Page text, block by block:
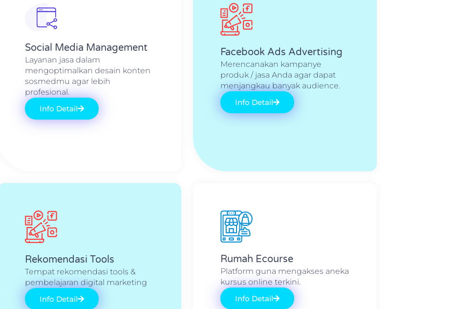
Social Media Management
Layanan jasa dalam
mengoptimalkan desain konten
sosmedmu agar lebih
profesional.
Info Detail
Facebook Ads Advertising
Merencanakan kampanye
produk / jasa Anda agar dapat
menjangkau banyak audience.
Info Detail
Rekomendasi Tools
Tempat rekomendasi tools &
pembelajaran digital marketing
Info Detail
Rumah Ecourse
Platform guna mengakses aneka
kursus online terkini.
Info Detail